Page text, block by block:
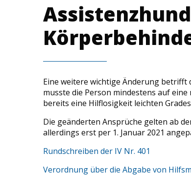
Eine weitere wichtige Änderung
musste die Person mindestens auf
bereits eine Hilflosigkeit leichten
Die geänderten Ansprüche gelten ab
allerdings erst per 1. Januar 2021
Rundschreiben der IV Nr. 401
Verordnung über die Abgabe von